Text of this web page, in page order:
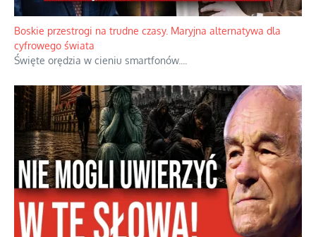
Papieskie innowacje w tradycyjnym różańcu
Gorący dylemat medytacji nad tajemnicami....